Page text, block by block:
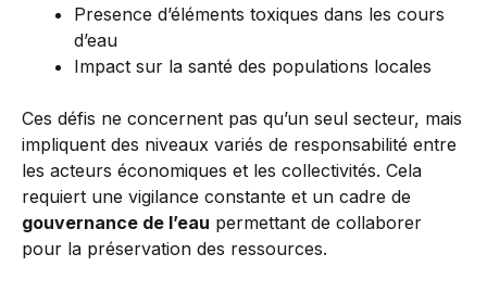
Presence d’éléments toxiques dans les cours
d’eau
Impact sur la santé des populations locales
Ces défis ne concernent pas qu’un seul secteur, mais
impliquent des niveaux variés de responsabilité entre
les acteurs économiques et les collectivités. Cela
requiert une vigilance constante et un cadre de
gouvernance de l’eau permettant de collaborer
pour la préservation des ressources.